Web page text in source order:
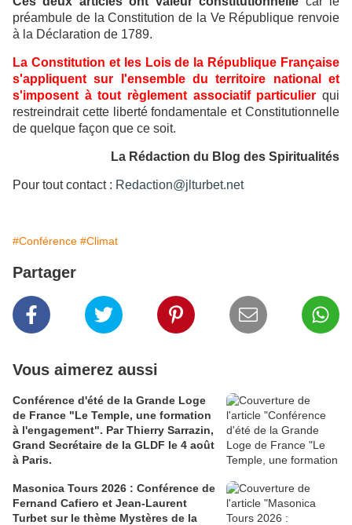
préambule de la Constitution de la Ve République renvoie
à la Déclaration de 1789.
La Constitution et les Lois de la République Française
s'appliquent sur l'ensemble du territoire national et
s'imposent à tout règlement associatif particulier qui
restreindrait cette liberté fondamentale et Constitutionnelle
de quelque façon que ce soit.
La Rédaction du Blog des Spiritualités
Pour tout contact : Redaction@jlturbet.net
#Conférence #Climat
Partager
Vous aimerez aussi
Conférence d'été de la Grande Loge
de France "Le Temple, une formation
à l'engagement". Par Thierry Sarrazin,
Grand Secrétaire de la GLDF le 4 août
à Paris.
Masonica Tours 2026 : Conférence de
Fernand Cafiero et Jean-Laurent
Turbet sur le thème Mystères de la